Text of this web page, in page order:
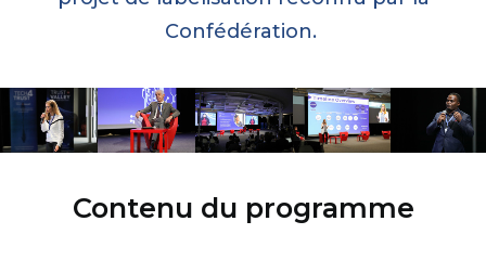
Confédération.
Contenu du programme